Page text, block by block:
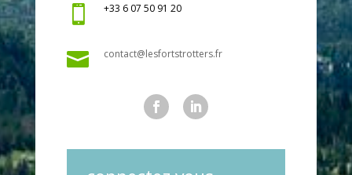
 +33 6 07 50 91 20
 contact@lesfortstrotters.fr